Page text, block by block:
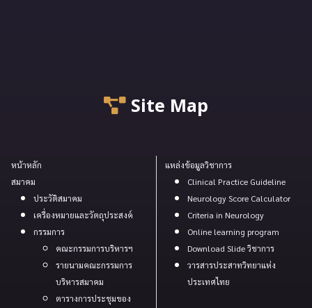
Site Map
หน้าหลัก
สมาคม
ประวัติสมาคม
เครื่องหมายและวัตถุประสงค์
กรรมการ
คณะกรรมการบริหารฯ
รายนามคณะกรรมการ
บริหารสมาคม
ตารางการประชุมของ
แหล่งข้อมูลวิชาการ
Clinical Practice Guideline
Neurology Score Calculator
Criteria in Neurology
Online learning program
Download Slide วิชาการ
วารสารประสาทวิทยาแห่ง
ประเทศไทย